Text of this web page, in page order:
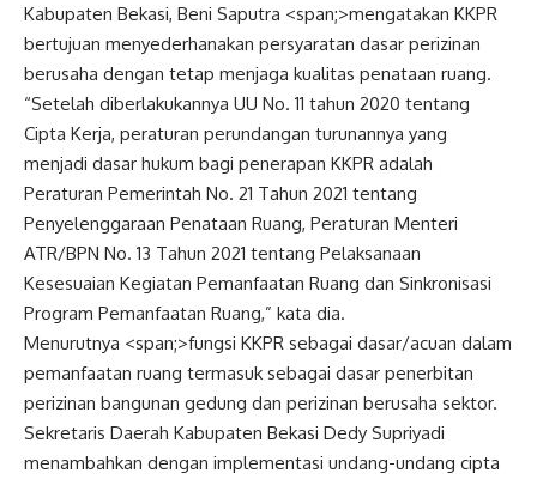
Kabupaten Bekasi, Beni Saputra <span;>mengatakan KKPR
bertujuan menyederhanakan persyaratan dasar perizinan
berusaha dengan tetap menjaga kualitas penataan ruang.
“Setelah diberlakukannya UU No. 11 tahun 2020 tentang
Cipta Kerja, peraturan perundangan turunannya yang
menjadi dasar hukum bagi penerapan KKPR adalah
Peraturan Pemerintah No. 21 Tahun 2021 tentang
Penyelenggaraan Penataan Ruang, Peraturan Menteri
ATR/BPN No. 13 Tahun 2021 tentang Pelaksanaan
Kesesuaian Kegiatan Pemanfaatan Ruang dan Sinkronisasi
Program Pemanfaatan Ruang,” kata dia.
Menurutnya <span;>fungsi KKPR sebagai dasar/acuan dalam
pemanfaatan ruang termasuk sebagai dasar penerbitan
perizinan bangunan gedung dan perizinan berusaha sektor.
Sekretaris Daerah Kabupaten Bekasi Dedy Supriyadi
menambahkan dengan implementasi undang-undang cipta